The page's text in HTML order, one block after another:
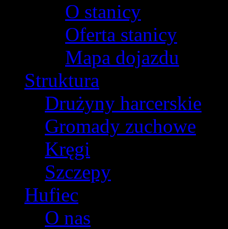
O stanicy
Oferta stanicy
Mapa dojazdu
Struktura
Drużyny harcerskie
Gromady zuchowe
Kręgi
Szczepy
Hufiec
O nas